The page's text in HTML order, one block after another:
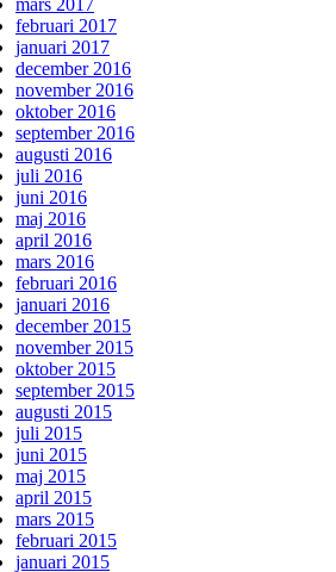
mars 2017
februari 2017
januari 2017
december 2016
november 2016
oktober 2016
september 2016
augusti 2016
juli 2016
juni 2016
maj 2016
april 2016
mars 2016
februari 2016
januari 2016
december 2015
november 2015
oktober 2015
september 2015
augusti 2015
juli 2015
juni 2015
maj 2015
april 2015
mars 2015
februari 2015
januari 2015